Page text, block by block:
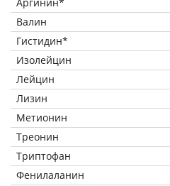
Валин
Гистидин*
Изолейцин
Лейцин
Лизин
Метионин
Треонин
Триптофан
Фенилаланин